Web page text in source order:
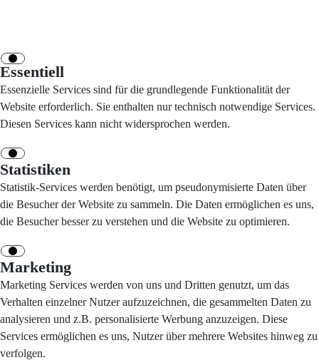
Essentiell
Essenzielle Services sind für die grundlegende Funktionalität der
Website erforderlich. Sie enthalten nur technisch notwendige Services.
Diesen Services kann nicht widersprochen werden.
Statistiken
Statistik-Services werden benötigt, um pseudonymisierte Daten über
die Besucher der Website zu sammeln. Die Daten ermöglichen es uns,
die Besucher besser zu verstehen und die Website zu optimieren.
Marketing
Marketing Services werden von uns und Dritten genutzt, um das
Verhalten einzelner Nutzer aufzuzeichnen, die gesammelten Daten zu
analysieren und z.B. personalisierte Werbung anzuzeigen. Diese
Services ermöglichen es uns, Nutzer über mehrere Websites hinweg zu
verfolgen.